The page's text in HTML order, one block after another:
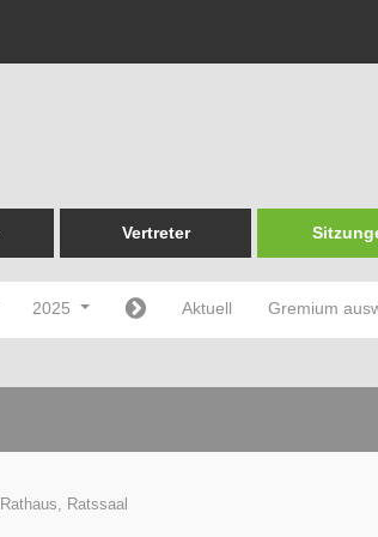
Vertreter
2025 Aktuell Gremium
Rathaus, Ratssaal